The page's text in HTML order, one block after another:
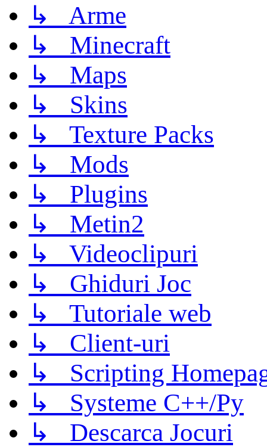
↳ Arme
↳ Minecraft
↳ Maps
↳ Skins
↳ Texture Packs
↳ Mods
↳ Plugins
↳ Metin2
↳ Videoclipuri
↳ Ghiduri Joc
↳ Tutoriale web
↳ Client-uri
↳ Scripting
↳ Systeme C++/Py
↳ Descarca Jocuri